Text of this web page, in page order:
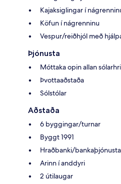
Kajaksiglingar í
Köfun í nágrenninu
Vespur/reiðhjól með
Þjónusta
Móttaka opin allan
Þvottaaðstaða
Sólstólar
Aðstaða
6 byggingar/turnar
Byggt 1991
Hraðbanki/bankaþjónusta
Arinn í anddyri
2 útilaugar